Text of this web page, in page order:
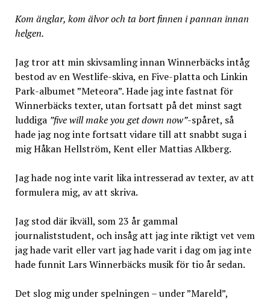
Kom änglar, kom älvor och ta bort finnen i pannan innan
helgen.
Jag tror att min skivsamling innan Winnerbäcks intåg
bestod av en Westlife-skiva, en Five-platta och Linkin
Park-albumet ”Meteora”. Hade jag inte fastnat för
Winnerbäcks texter, utan fortsatt på det minst sagt
luddiga ”five will make you get down now”-spåret, så
hade jag nog inte fortsatt vidare till att snabbt suga i
mig Håkan Hellström, Kent eller Mattias Alkberg.
Jag hade nog inte varit lika intresserad av texter, av att
formulera mig, av att skriva.
Jag stod där ikväll, som 23 år gammal
journaliststudent, och insåg att jag inte riktigt vet vem
jag hade varit eller vart jag hade varit i dag om jag inte
hade funnit Lars Winnerbäcks musik för tio år sedan.
Det slog mig under spelningen – under ”Mareld”,